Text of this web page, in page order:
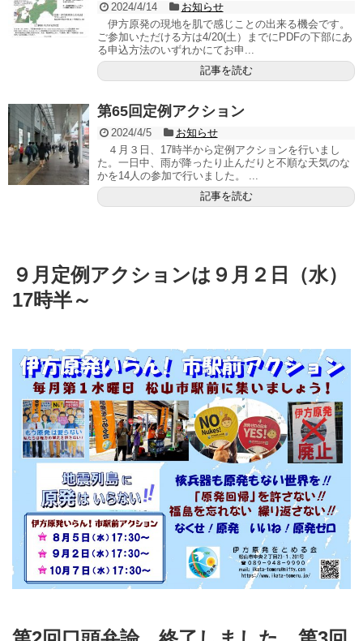
2024/4/14
お知らせ
伊方原発の現地を肌で感じことの出来る機会です。
ご参加いただける方は4/20(土）までにPDFの下部にあ
る申込方法のいずれかにてお申...
記事を読む
第65回定例アクション
2024/4/5
お知らせ
４月３日、17時半から定例アクションを行いまし
た。一日中、雨が降ったり止んだりと不順な天気のな
かを14人の参加で行いました。 ...
記事を読む
９月定例アクションは９月２日（水）
17時半～